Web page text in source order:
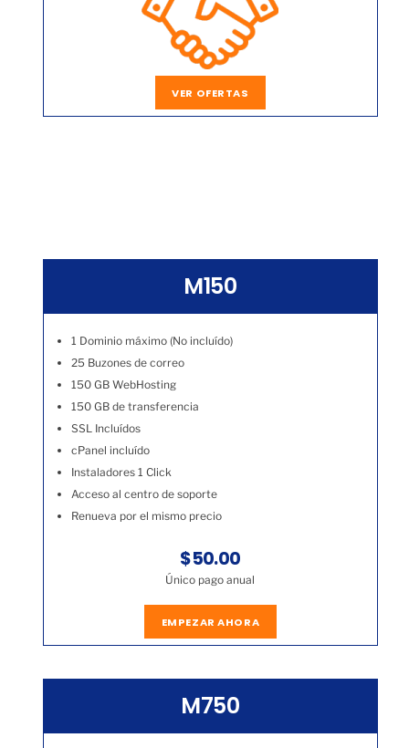
VER OFERTAS
M150
1 Dominio máximo (No incluído)
25 Buzones de correo
150 GB WebHosting
150 GB de transferencia
SSL Incluídos
cPanel incluído
Instaladores 1 Click
Acceso al centro de soporte
Renueva por el mismo precio
$50.00
Único pago anual
EMPEZAR AHORA
M750